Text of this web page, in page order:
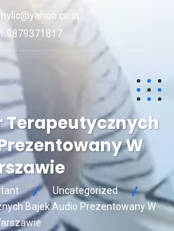
9879371817
Terapeutycznych
W
Uncategorized
Bajek Audio Prezentowany W